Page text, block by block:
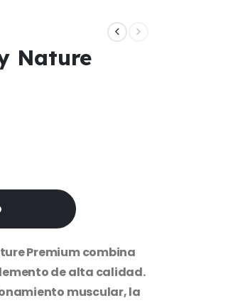
Nature
Premium combina
de alta calidad.
muscular, la